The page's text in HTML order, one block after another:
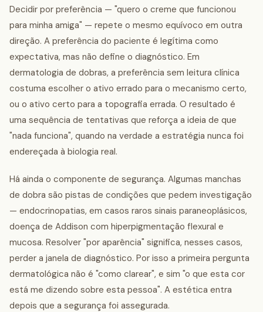
Decidir por preferência — "quero o creme que funcionou
para minha amiga" — repete o mesmo equívoco em outra
direção. A preferência do paciente é legítima como
expectativa, mas não define o diagnóstico. Em
dermatologia de dobras, a preferência sem leitura clínica
costuma escolher o ativo errado para o mecanismo certo,
ou o ativo certo para a topografia errada. O resultado é
uma sequência de tentativas que reforça a ideia de que
"nada funciona", quando na verdade a estratégia nunca foi
endereçada à biologia real.
Há ainda o componente de segurança. Algumas manchas
de dobra são pistas de condições que pedem investigação
— endocrinopatias, em casos raros sinais paraneoplásicos,
doença de Addison com hiperpigmentação flexural e
mucosa. Resolver "por aparência" significa, nesses casos,
perder a janela de diagnóstico. Por isso a primeira pergunta
dermatológica não é "como clarear", e sim "o que esta cor
está me dizendo sobre esta pessoa". A estética entra
depois que a segurança foi assegurada.